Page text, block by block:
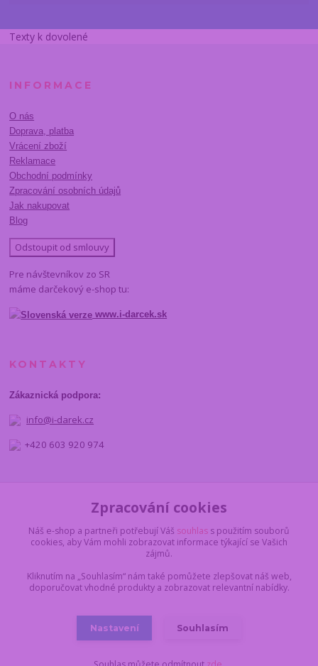
Texty k dovolené
INFORMACE
O nás
Doprava, platba
Vrácení zboží
Reklamace
Obchodní podmínky
Zpracování osobních údajů
Jak nakupovat
Blog
Odstoupit od smlouvy
Pre návštevníkov zo SR
máme darčekový e-shop tu:
www.i-darcek.sk
KONTAKTY
Zákaznická podpora:
info@i-darek.cz
+420 603 920 974
Zpracování cookies
Náš e-shop a partneři potřebují Váš souhlas s použitím souborů
cookies, aby Vám mohli zobrazovat informace týkající se Vašich
zájmů.
Kliknutím na „Souhlasím“ nám také pomůžete zlepšovat náš web,
doporučovat vhodné produkty a zobrazovat relevantní nabídky.
Nastavení Souhlasím